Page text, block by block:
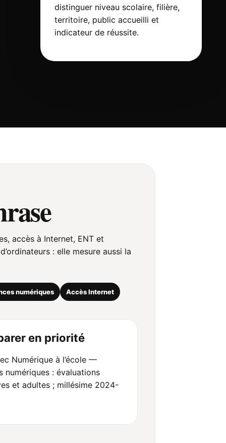
distinguer niveau scolaire, filière,
territoire, public accueilli et
indicateur de réussite.
accès à Internet, ENT et
: elle mesure aussi la
numériques Accès Internet
en priorité
Numérique à l’école —
numériques : évaluations
et adultes ; millésime 2024-